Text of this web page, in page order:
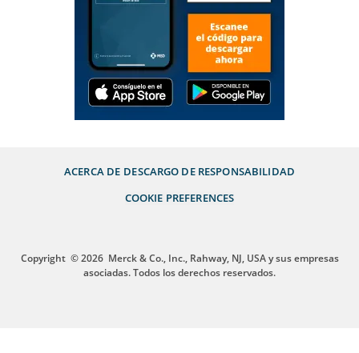
ACERCA DE DESCARGO DE RESPONSABILIDAD
COOKIE PREFERENCES
Copyright © 2026 Merck & Co., Inc., Rahway, NJ, USA y sus empresas
asociadas. Todos los derechos reservados.